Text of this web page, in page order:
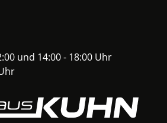
und 14:00 - 18:00 Uhr